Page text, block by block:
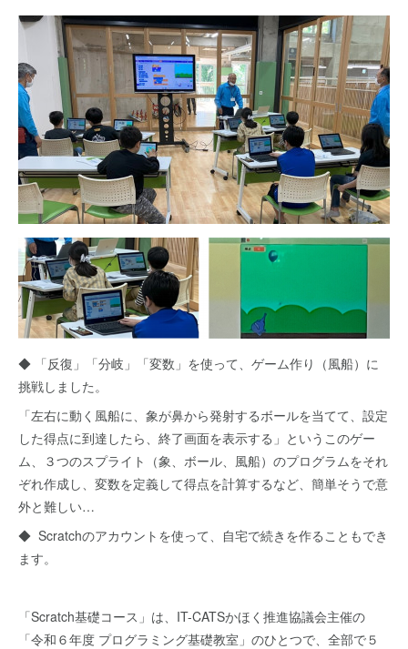
◆ 「反復」「分岐」「変数」を使って、ゲーム作り（風船）に
挑戦しました。
「左右に動く風船に、象が鼻から発射するボールを当てて、設定
した得点に到達したら、終了画面を表示する」というこのゲー
ム、３つのスプライト（象、ボール、風船）のプログラムをそれ
ぞれ作成し、変数を定義して得点を計算するなど、簡単そうで意
外と難しい…
◆ Scratchのアカウントを使って、自宅で続きを作ることもでき
ます。
「Scratch基礎コース」は、IT-CATSかほく推進協議会主催の
「令和６年度 プログラミング基礎教室」のひとつで、全部で５